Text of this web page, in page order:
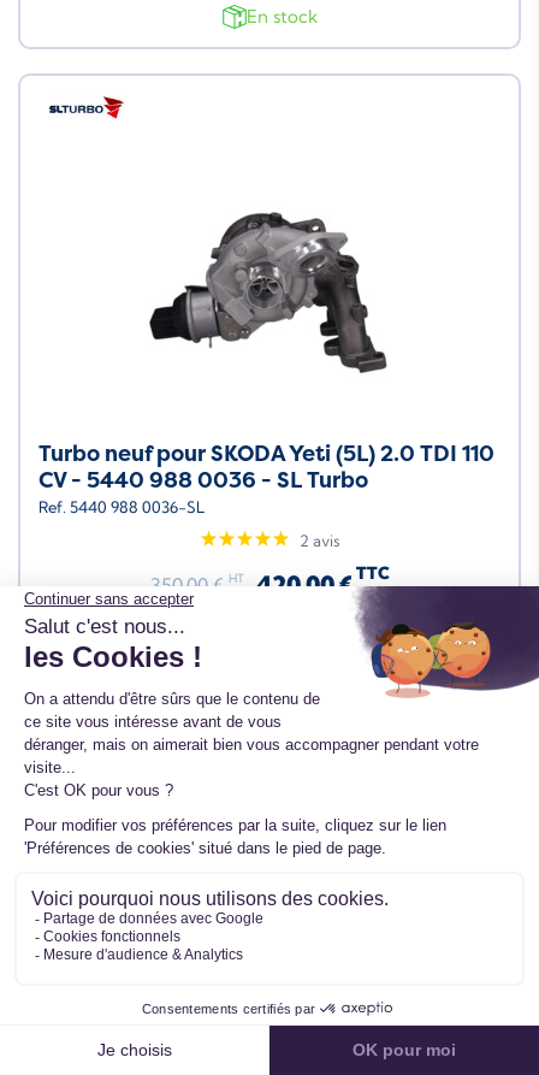
Filtrer
En stock
Turbo neuf pour SKODA Yeti (5L) 2.0 TDI 110
CV - 5440 988 0036 - SL Turbo
Ref. 5440 988 0036-SL
2 avis
350,00 € HT 420,00 € TTC
Neuf
Turbo neuf pour SKODA Yeti (5L) 1.4 TSI 122